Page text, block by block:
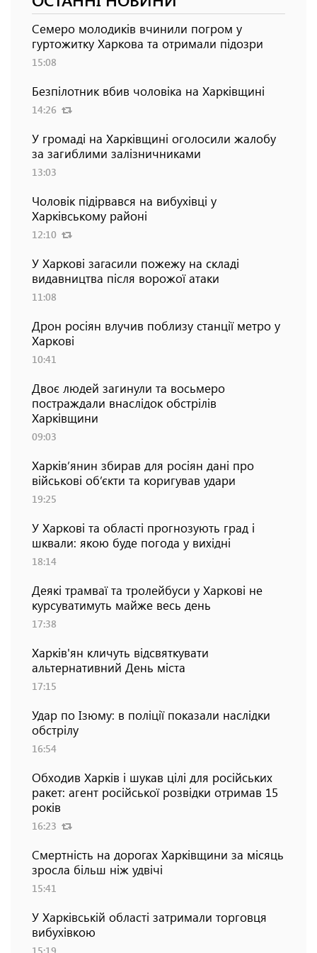
Семеро молодиків вчинили погром у
гуртожитку Харкова та отримали підозри
15:08
Безпілотник вбив чоловіка на Харківщині
14:26
У громаді на Харківщині оголосили жалобу
за загиблими залізничниками
13:03
Чоловік підірвався на вибухівці у
Харківському районі
12:10
У Харкові загасили пожежу на складі
видавництва після ворожої атаки
11:08
Дрон росіян влучив поблизу станції метро у
Харкові
10:41
Двоє людей загинули та восьмеро
постраждали внаслідок обстрілів
Харківщини
09:03
Харків’янин збирав для росіян дані про
військові об’єкти та коригував удари
19:25
У Харкові та області прогнозують град і
шквали: якою буде погода у вихідні
18:14
Деякі трамваї та тролейбуси у Харкові не
курсуватимуть майже весь день
17:38
Харків'ян кличуть відсвяткувати
альтернативний День міста
17:15
Удар по Ізюму: в поліції показали наслідки
обстрілу
16:54
Обходив Харків і шукав цілі для російських
ракет: агент російської розвідки отримав 15
років
16:23
Смертність на дорогах Харківщини за місяць
зросла більш ніж удвічі
15:41
У Харківській області затримали торговця
вибухівкою
15:19